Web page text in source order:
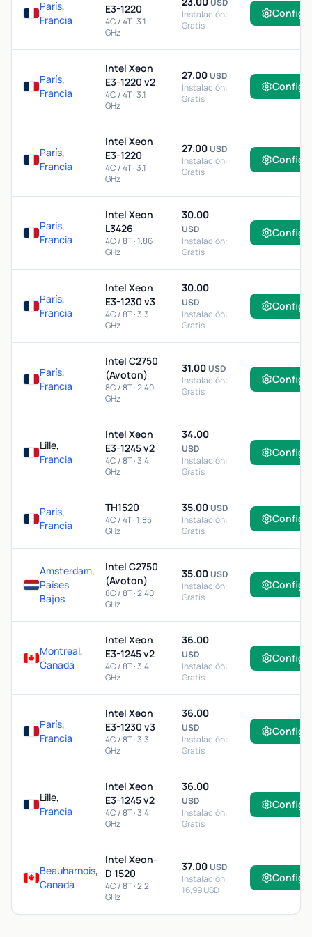
París,
Francia
E3-1220
4C / 4T · 3.1
GHz
USD
Instalación:
Gratis
París,
Francia
Intel Xeon
E3-1220 v2
4C / 4T · 3.1
GHz
27.00USD
Instalación:
Gratis
París,
Francia
Intel Xeon
E3-1220
4C / 4T · 3.1
GHz
27.00USD
Instalación:
Gratis
París,
Francia
Intel Xeon
L3426
4C / 8T · 1.86
GHz
30.00
USD
Instalación:
Gratis
París,
Francia
Intel Xeon
E3-1230 v3
4C / 8T · 3.3
GHz
30.00
USD
Instalación:
Gratis
París,
Francia
Intel C2750
(Avoton)
8C / 8T · 2.40
GHz
31.00USD
Instalación:
Gratis
Lille,
Francia
Intel Xeon
E3-1245 v2
4C / 8T · 3.4
GHz
34.00
USD
Instalación:
Gratis
París,
Francia
TH1520
4C / 4T · 1.85
GHz
35.00USD
Instalación:
Gratis
Amsterdam,
Países
Bajos
Intel C2750
(Avoton)
8C / 8T · 2.40
GHz
35.00USD
Instalación:
Gratis
Montreal,
Canadá
Intel Xeon
E3-1245 v2
4C / 8T · 3.4
GHz
36.00
USD
Instalación:
Gratis
París,
Francia
Intel Xeon
E3-1230 v3
4C / 8T · 3.3
GHz
36.00
USD
Instalación:
Gratis
Lille,
Francia
Intel Xeon
E3-1245 v2
4C / 8T · 3.4
GHz
36.00
USD
Instalación:
Gratis
Beauharnois,
Canadá
Intel Xeon-
D 1520
4C / 8T · 2.2
GHz
37.00USD
Instalación:
16,99 USD